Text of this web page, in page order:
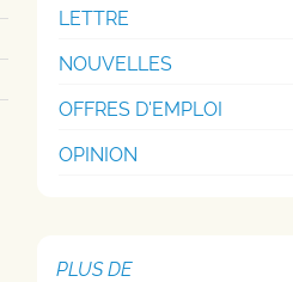
LETTRE
NOUVELLES
OFFRES D'EMPLOI
OPINION
PLUS DE